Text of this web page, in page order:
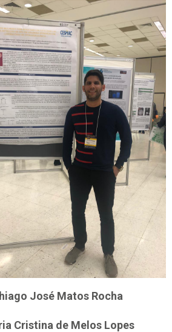
José Matos Rocha
Cristina de Melos Lopes